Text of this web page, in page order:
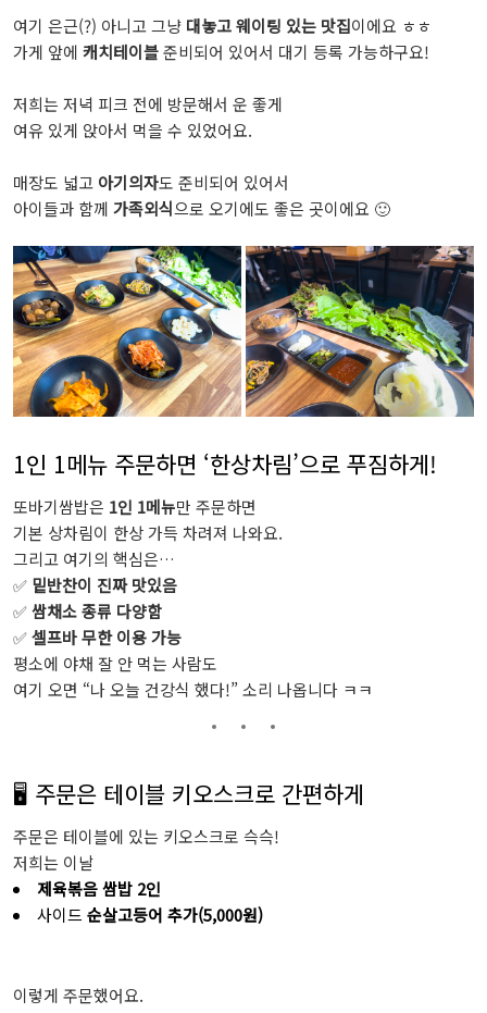
여기 은근(?) 아니고 그냥 대놓고 웨이팅 있는 맛집이에요 ㅎㅎ
가게 앞에 캐치테이블준비되어 있어서 대기 등록 가능하구요!
저희는 저녁 피크 전에 방문해서 운 좋게
여유 있게 앉아서 먹을 수 있었어요.
매장도 넓고 아기의자도 준비되어 있어서
아이들과 함께 가족외식으로 오기에도 좋은 곳이에요 🙂
1인 1메뉴 주문하면 ‘한상차림’으로 푸짐하게!
또바기쌈밥은 1인 1메뉴만 주문하면
기본 상차림이 한상 가득 차려져 나와요.
그리고 여기의 핵심은…
✅ 밑반찬이 진짜 맛있음
✅쌈채소 종류 다양함
✅셀프바 무한 이용 가능
평소에 야채 잘 안 먹는 사람도
여기 오면 “나 오늘 건강식 했다!” 소리 나옵니다 ㅋㅋ
🖥️ 주문은 테이블 키오스크로 간편하게
주문은 테이블에 있는 키오스크로 슥슥!
저희는 이날
제육볶음 쌈밥 2인
사이드 순살고등어 추가(5,000원)
이렇게 주문했어요.